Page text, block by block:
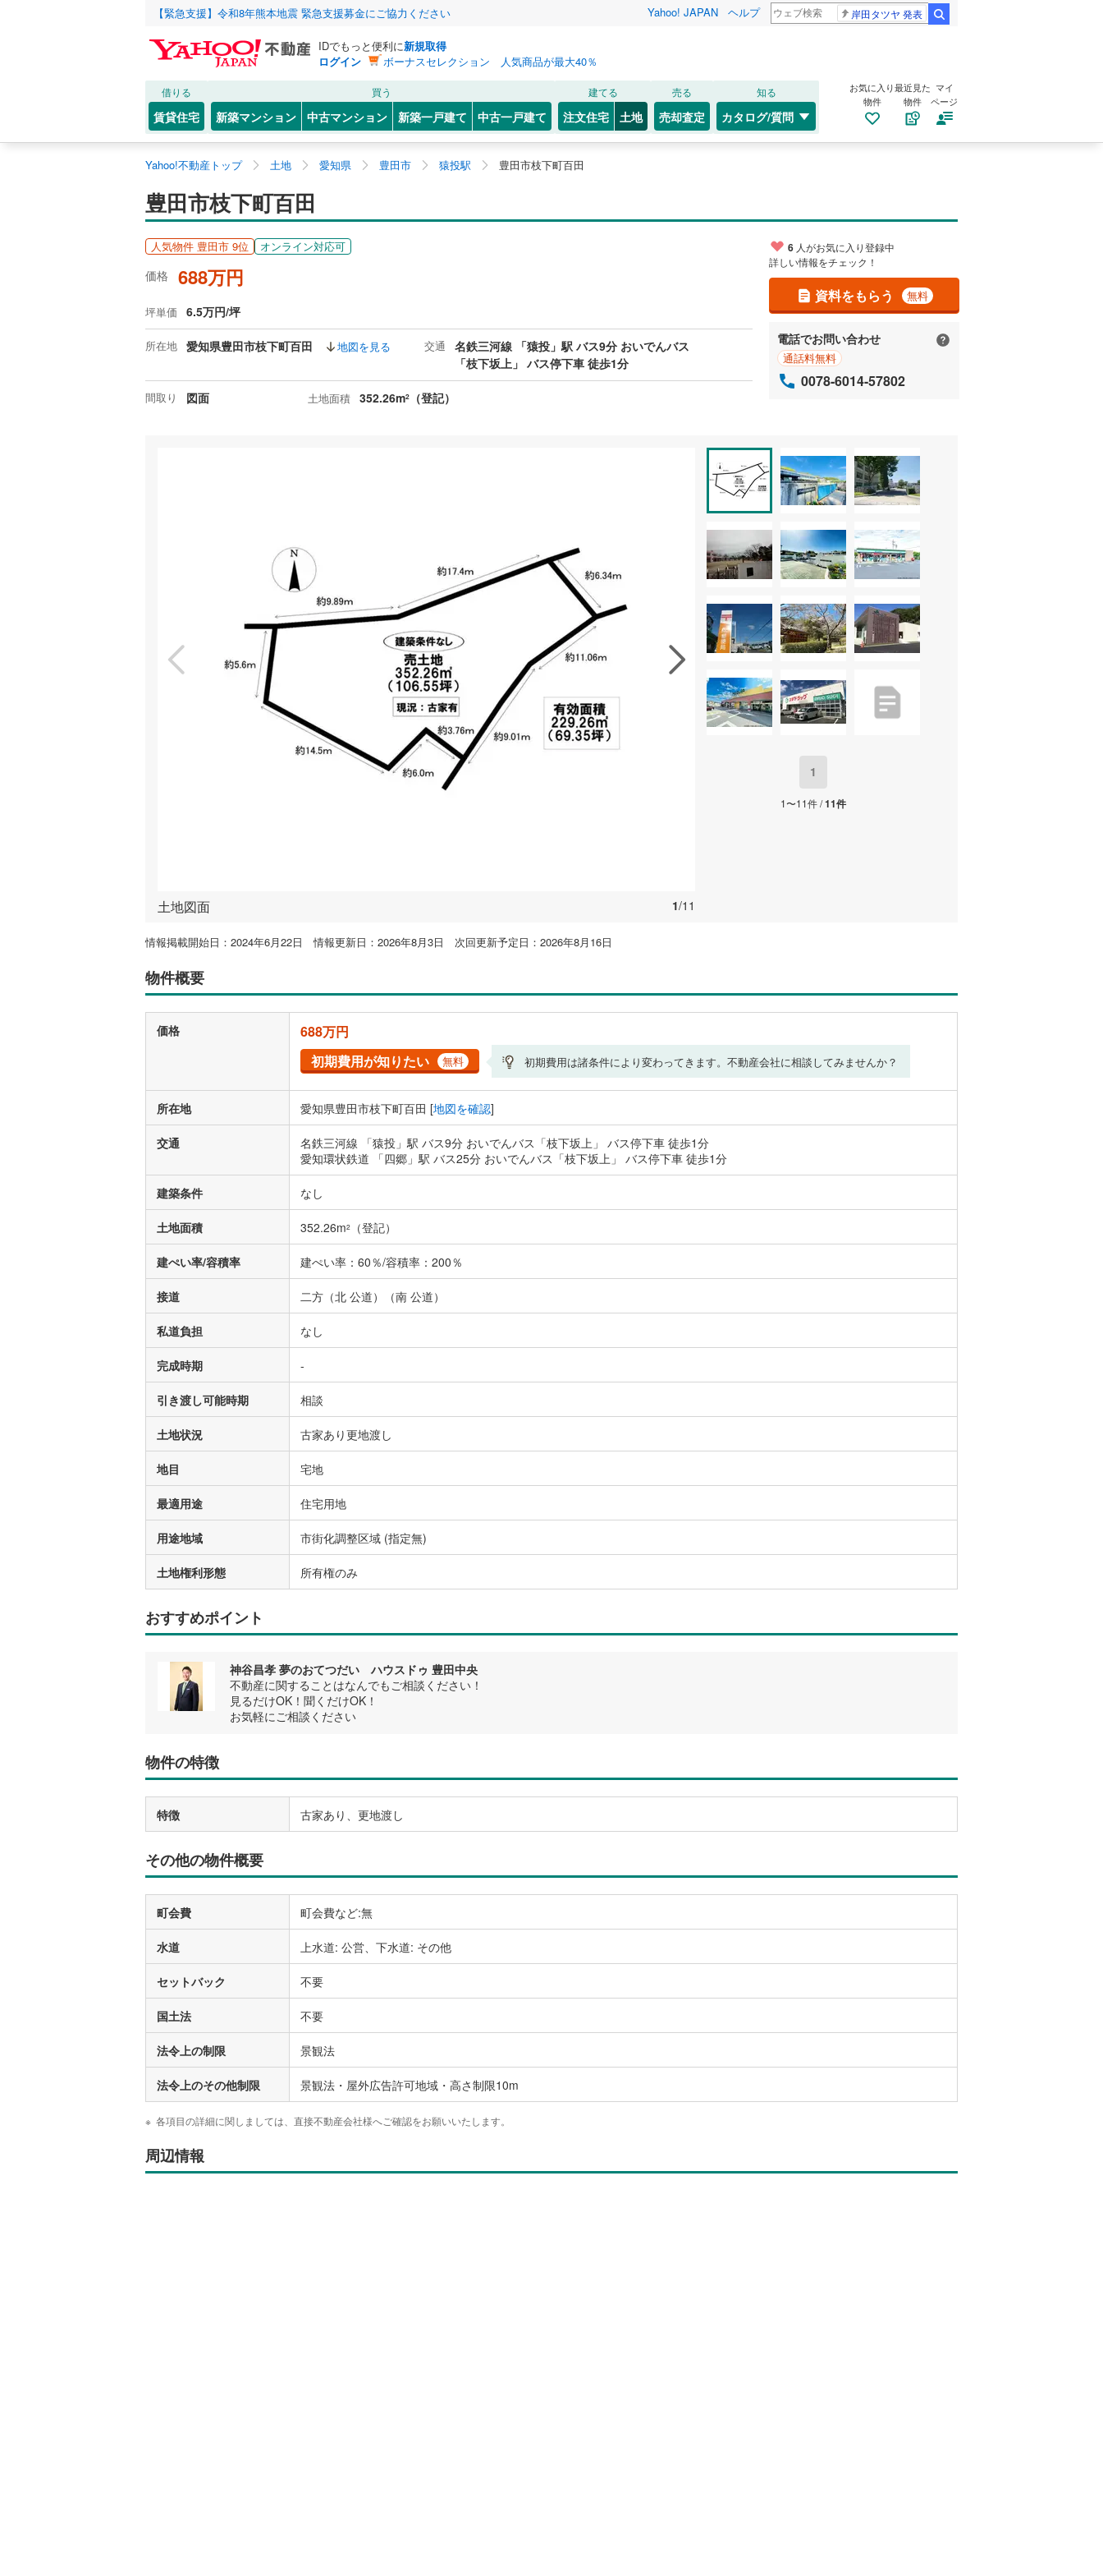
【緊急支援】令和8年熊本地震 緊急支援募金にご協力ください Yahoo! JAPAN ヘルプ 岸田タツヤ 発表
IDでもっと便利に新規取得
ログイン
ボーナスセレクション 人気商品が最大40％
借りる
賃貸住宅
買う
新築マンション 中古マンション 新築一戸建て 中古一戸建て
建てる
注文住宅 土地
売る
売却査定
知る
カタログ/質問
お気に入り
物件
最近見た
物件
マイ
ページ
Yahoo!不動産トップ 土地 愛知県 豊田市 猿投駅 豊田市枝下町百田
豊田市枝下町百田
人気物件 豊田市 9位 オンライン対応可
価格 688万円
坪単価 6.5万円/坪
所在地 愛知県豊田市枝下町百田 地図を見る 交通
名鉄三河線 「猿投」駅 バス9分 おいでんバス
「枝下坂上」 バス停下車 徒歩1分
間取り 図面 土地面積 352.26m2 （登記）
6 人がお気に入り登録中
詳しい情報をチェック！
資料をもらう 無料
電話でお問い合わせ
通話料無料
0078-6014-57802
資料をもらう
特徴の似た物件を見る
お気に入りに追加する
1/11
土地図面
1
1〜11件 /11件
情報掲載開始日：2024年6月22日 情報更新日：2026年8月3日 次回更新予定日：2026年8月16日
物件概要
価格
688万円
初期費用が知りたい
無料 初期費用は諸条件により変わってきます。不動産会社に相談してみませんか？
所在地 愛知県豊田市枝下町百田 [地図を確認]
交通
名鉄三河線 「猿投」駅 バス9分 おいでんバス「枝下坂上」 バス停下車 徒歩1分
愛知環状鉄道 「四郷」駅 バス25分 おいでんバス「枝下坂上」 バス停下車 徒歩1分
建築条件 なし
土地面積 352.26m2 （登記）
建ぺい率/容積率 建ぺい率：60％/容積率：200％
接道 二方（北 公道）（南 公道）
私道負担 なし
完成時期 -
引き渡し可能時期 相談
土地状況 古家あり更地渡し
地目 宅地
最適用途 住宅用地
用途地域 市街化調整区域 (指定無)
土地権利形態 所有権のみ
おすすめポイント
神谷昌孝 夢のおてつだい ハウスドゥ 豊田中央
不動産に関することはなんでもご相談ください！
見るだけOK！聞くだけOK！
お気軽にご相談ください
物件の特徴
特徴 古家あり、更地渡し
その他の物件概要
町会費 町会費など:無
水道 上水道: 公営、下水道: その他
セットバック 不要
国土法 不要
法令上の制限 景観法
法令上のその他制限 景観法・屋外広告許可地域・高さ制限10m
各項目の詳細に関しましては、直接不動産会社様へご確認をお願いいたします。
周辺情報